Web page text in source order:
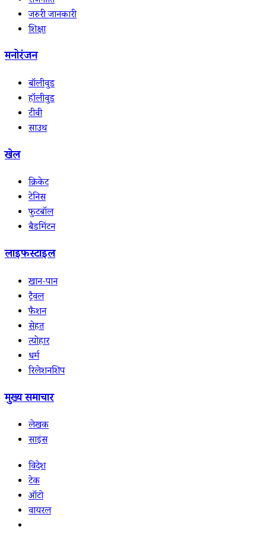
जरुरी जानकारी
शिक्षा
मनोरंजन
बॉलीवुड
हॉलीवुड
टीवी
साउथ
खेल
क्रिकेट
टेनिस
फुटबॉल
बैडमिंटन
लाइफस्टाइल
खान-पान
ट्रैवल
फैशन
सेहत
त्योहार
धर्म
रिलेशनशिप
मुख्य समाचार
लेखक
साइंस
विदेश
टेक
ऑटो
वायरल